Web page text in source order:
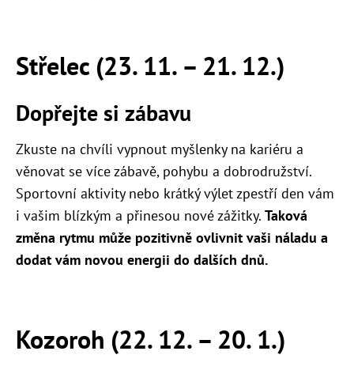
Střelec (23. 11. – 21. 12.)
Dopřejte si zábavu
Zkuste na chvíli vypnout myšlenky na kariéru a
věnovat se více zábavě, pohybu a dobrodružství.
Sportovní aktivity nebo krátký výlet zpestří den vám
i vašim blízkým a přinesou nové zážitky. Taková
změna rytmu může pozitivně ovlivnit vaši náladu a
dodat vám novou energii do dalších dnů.
Kozoroh (22. 12. – 20. 1.)